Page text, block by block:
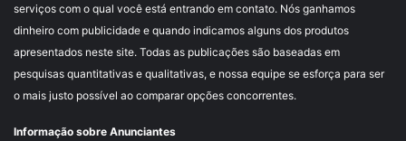
serviços com o qual você está entrando em contato. Nós ganhamos
dinheiro com publicidade e quando indicamos alguns dos produtos
apresentados neste site. Todas as publicações são baseadas em
pesquisas quantitativas e qualitativas, e nossa equipe se esforça para ser
o mais justo possível ao comparar opções concorrentes.
Informação sobre Anunciantes